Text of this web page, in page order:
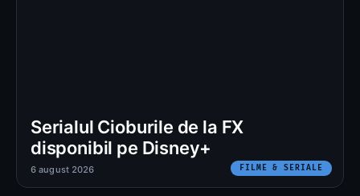
Serialul Cioburile de la FX
disponibil pe Disney+
FILME & SERIALE
6 august 2026